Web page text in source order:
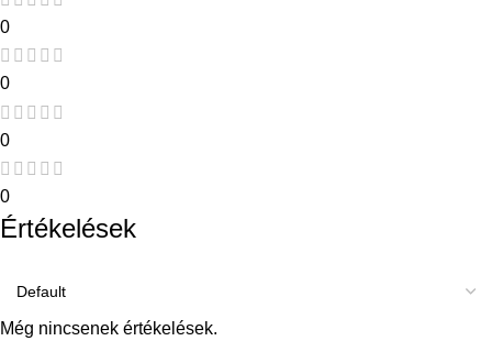
0
0
0
0
Értékelések
Még nincsenek értékelések.